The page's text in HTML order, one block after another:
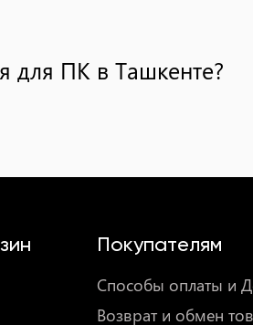
для ПК в Ташкенте?
Покупателям
Способы оплаты и
Возврат и обмен